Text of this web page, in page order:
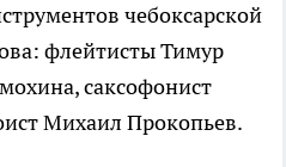
чебоксарской
флейтисты Тимур
саксофонист
Михаил Прокопьев.